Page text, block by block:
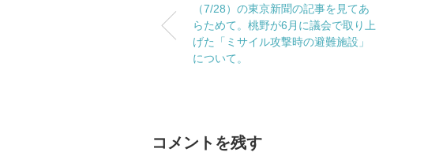
（7/28）の東京新聞の記事を見てあ
らためて。桃野が6月に議会で取り上
げた「ミサイル攻撃時の避難施設」
について。
コメントを残す